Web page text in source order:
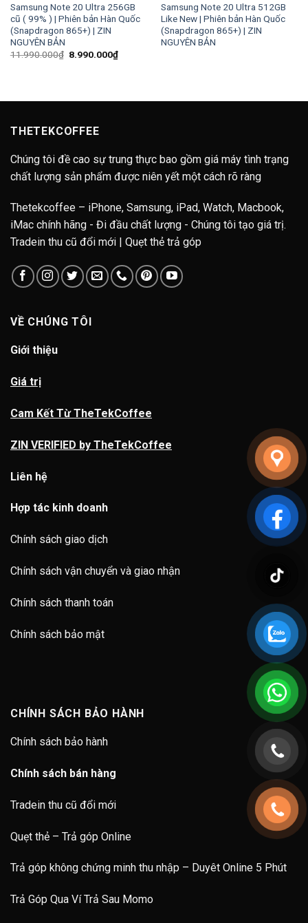
Samsung Note 20 Ultra 256GB
cũ ( 99% ) | Phiên bản Hàn Quốc
(Snapdragon 865+) | ZIN
NGUYÊN BẢN
11.990.000₫ Giá
8.990.000₫Giá
hiện
Samsung Note 20 Ultra 512GB
Like New | Phiên bản Hàn Quốc
(Snapdragon 865+) | ZIN
NGUYÊN BẢN
THETEKCOFFEE
Chúng tôi đề cao sự trung thực bao gồm giá máy tình trạng
chất lượng sản phẩm được niên yết một cách rõ ràng
Thetekcoffee – iPhone, Samsung, iPad, Watch, Macbook,
iMac chính hãng - Đi đầu chất lượng - Chúng tôi tạo giá trị.
Tradein thu cũ đổi mới | Quẹt thẻ trả góp
VỀ CHÚNG TÔI
Giới thiệu
Giá trị
Cam Kết Từ TheTekCoffee
ZIN VERIFIED by TheTekCoffee
Liên hệ
Hợp tác kinh doanh
Chính sách giao dịch
Chính sách vận chuyển và giao nhận
Chính sách thanh toán
Chính sách bảo mật
CHÍNH SÁCH BẢO HÀNH
Chính sách bảo hành
Chính sách bán hàng
Tradein thu cũ đổi mới
Quẹt thẻ – Trả góp Online
Trả góp không chứng minh thu nhập – Duyêt Online 5 Phút
Trả Góp Qua Ví Trả Sau Momo